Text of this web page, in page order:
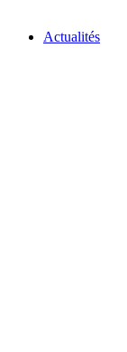
Actualités